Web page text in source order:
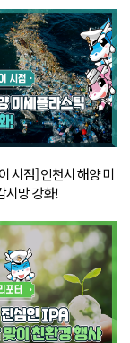
시점] 인천시 해양 미
시망 강화!